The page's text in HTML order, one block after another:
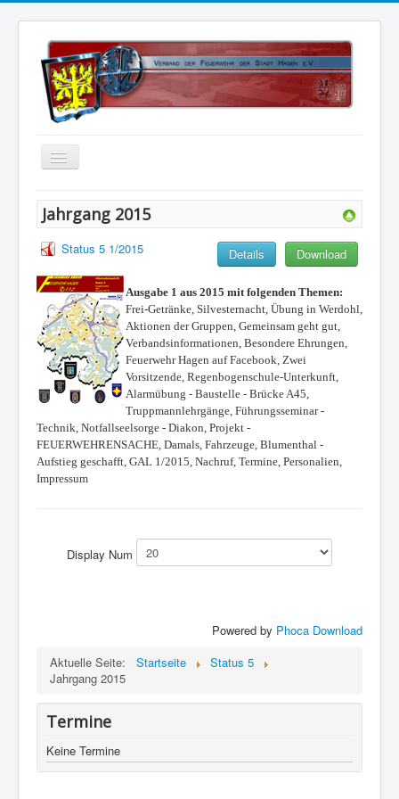
Kontakt
Satzung
Kalender
Status 5
Impressum
Datenschutz
Jahrgang 2015
Status 5 1/2015 Download
Details
Ausgabe 1 aus 2015 mit folgenden Themen:
Frei-Getränke, Silvesternacht, Übung in Werdohl,
Aktionen der Gruppen, Gemeinsam geht gut,
Verbandsinformationen, Besondere Ehrungen,
Feuerwehr Hagen auf Facebook, Zwei
Vorsitzende, Regenbogenschule-Unterkunft,
Alarmübung - Baustelle - Brücke A45,
Truppmannlehrgänge, Führungsseminar -
Technik, Notfallseelsorge - Diakon, Projekt -
FEUERWEHRENSACHE, Damals, Fahrzeuge, Blumenthal -
Aufstieg geschafft, GAL 1/2015, Nachruf, Termine, Personalien,
Impressum
Display Num
Powered by Phoca Download
Aktuelle Seite:
Startseite
Status 5
Jahrgang 2015
Termine
Keine Termine